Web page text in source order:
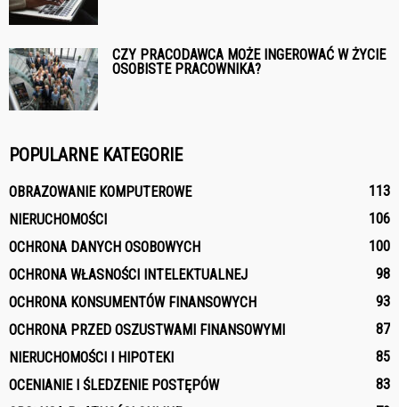
CZY PRACODAWCA MOŻE INGEROWAĆ W ŻYCIE
OSOBISTE PRACOWNIKA?
POPULARNE KATEGORIE
OBRAZOWANIE KOMPUTEROWE
113
NIERUCHOMOŚCI
106
OCHRONA DANYCH OSOBOWYCH
100
OCHRONA WŁASNOŚCI INTELEKTUALNEJ
98
OCHRONA KONSUMENTÓW FINANSOWYCH
93
OCHRONA PRZED OSZUSTWAMI FINANSOWYMI
87
NIERUCHOMOŚCI I HIPOTEKI
85
OCENIANIE I ŚLEDZENIE POSTĘPÓW
83